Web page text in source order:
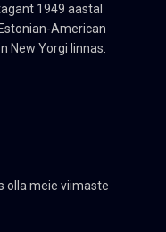
1949 aastal
American
New Yorgi linnas.
olla meie viimaste